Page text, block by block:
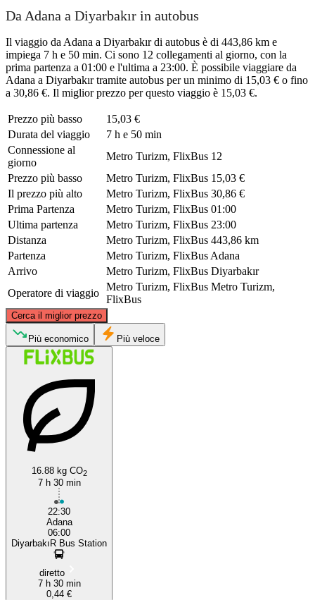
Da Adana a Diyarbakır in autobus
Il viaggio da Adana a Diyarbakır di autobus è di 443,86 km e
impiega 7 h e 50 min. Ci sono 12 collegamenti al giorno, con la
prima partenza a 01:00 e l'ultima a 23:00. È possibile viaggiare da
Adana a Diyarbakır tramite autobus per un minimo di 15,03 € o fino
a 30,86 €. Il miglior prezzo per questo viaggio è 15,03 €.
Prezzo più basso
15,03 €
Durata del viaggio
7 h e 50 min
Connessione al
giorno
Metro Turizm, FlixBus 12
Prezzo più basso
Metro Turizm, FlixBus 15,03 €
Il prezzo più alto
Metro Turizm, FlixBus 30,86 €
Prima Partenza
Metro Turizm, FlixBus 01:00
Ultima partenza
Metro Turizm, FlixBus 23:00
Distanza
Metro Turizm, FlixBus 443,86 km
Partenza
Metro Turizm, FlixBus Adana
Arrivo
Metro Turizm, FlixBus Diyarbakır
Operatore di viaggio
Metro Turizm, FlixBus Metro Turizm,
FlixBus
Cerca il miglior prezzo
Adana
Più economico Più veloce
16.88 kg CO2
7 h 30 min
22:30
Adana
06:00
DiyarbakıR Bus Station
diretto
7 h 30 min
0,44 €